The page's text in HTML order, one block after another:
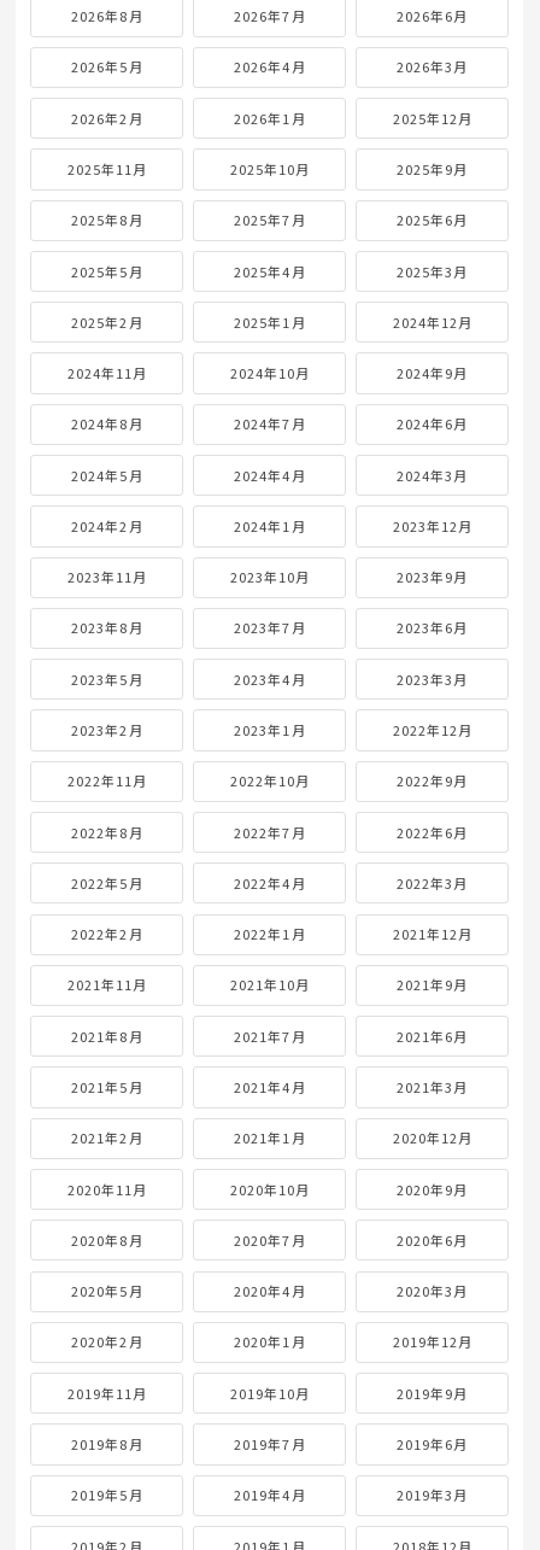
24
25 27 29
31
« 7月
Archives
2026年8月 2026年7月 2026年6月
2026年5月 2026年4月 2026年3月
2026年2月 2026年1月 2025年12月
2025年11月 2025年10月 2025年9月
2025年8月 2025年7月 2025年6月
2025年5月 2025年4月 2025年3月
2025年2月 2025年1月 2024年12月
2024年11月 2024年10月 2024年9月
2024年8月 2024年7月 2024年6月
2024年5月 2024年4月 2024年3月
2024年2月 2024年1月 2023年12月
2023年11月 2023年10月 2023年9月
2023年8月 2023年7月 2023年6月
2023年5月 2023年4月 2023年3月
2023年2月 2023年1月 2022年12月
2022年11月 2022年10月 2022年9月
2022年8月 2022年7月 2022年6月
2022年5月 2022年4月 2022年3月
2022年2月 2022年1月 2021年12月
2021年11月 2021年10月 2021年9月
2021年8月 2021年7月 2021年6月
2021年5月 2021年4月 2021年3月
2021年2月 2021年1月 2020年12月
2020年11月 2020年10月 2020年9月
2020年8月 2020年7月 2020年6月
2020年5月 2020年4月 2020年3月